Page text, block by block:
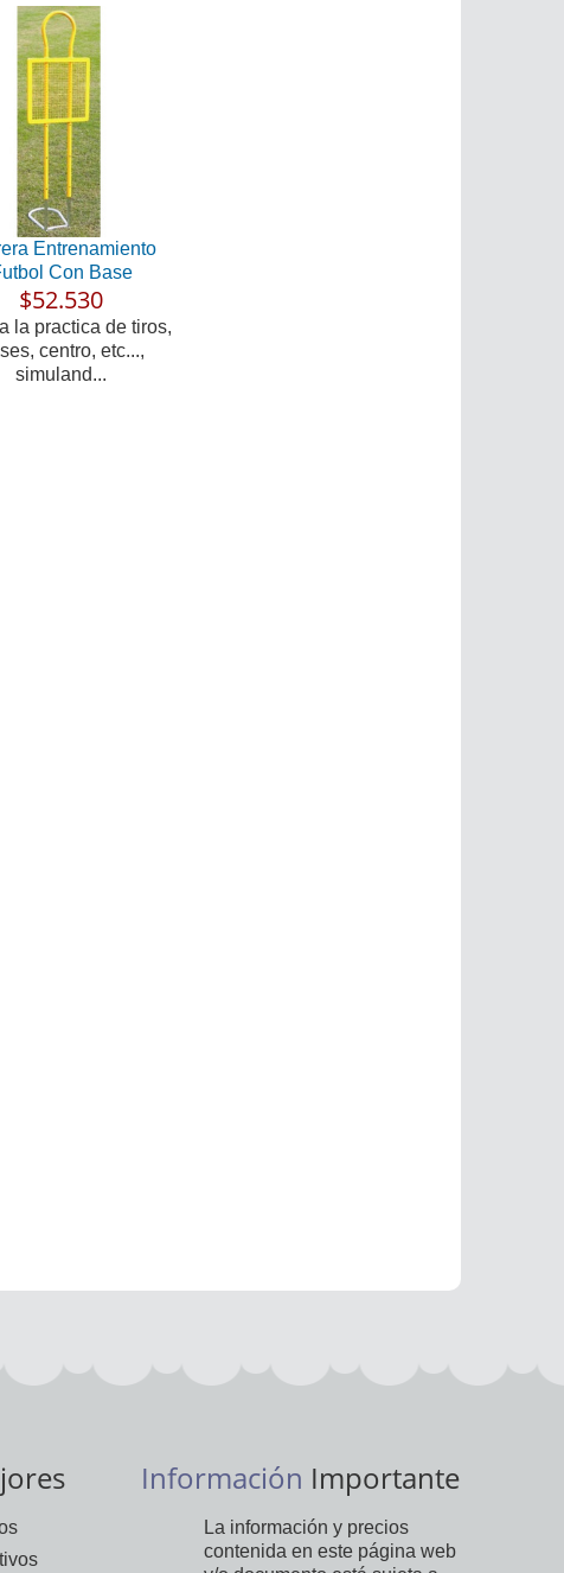
Entrenamiento
Con Base
$52.530
la practica de tiros,
centro, etc...,
simuland...
Información Importante
La información y precios
contenida en este página web